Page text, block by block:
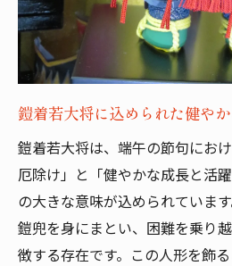
鎧着若大将に込められた健や
鎧着若大将は、端午の節句にお
厄除け」と「健やかな成長と活
の大きな意味が込められていま
鎧兜を身にまとい、困難を乗り
徴する存在です。この人形を飾